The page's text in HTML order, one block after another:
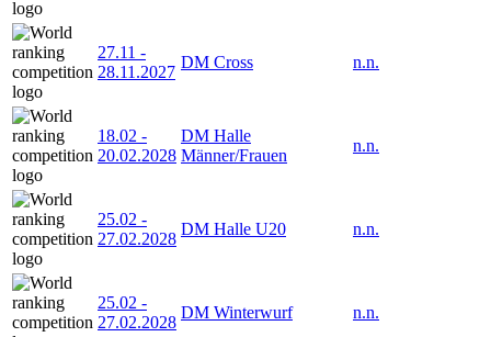
27.11 -
28.11.2027
DM Cross n.n.
18.02 -
20.02.2028
DM Halle
Männer/Frauen
n.n.
25.02 -
27.02.2028
DM Halle U20 n.n.
25.02 -
27.02.2028
DM Winterwurf n.n.